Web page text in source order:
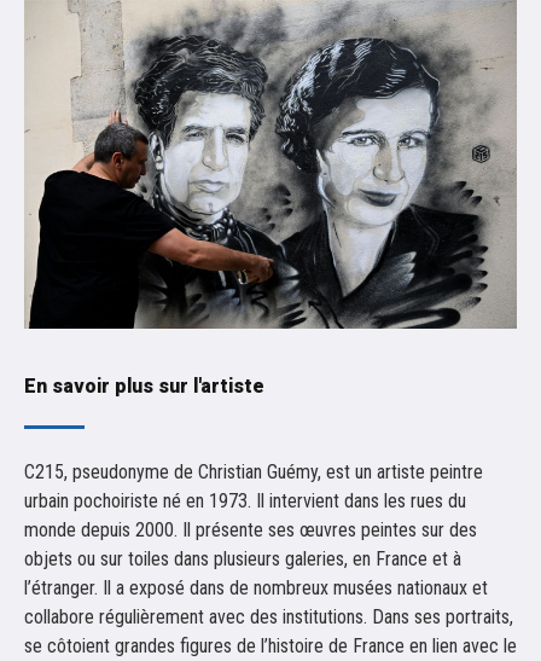
En savoir plus sur l'artiste
C215, pseudonyme de Christian Guémy, est un artiste peintre
urbain pochoiriste né en 1973. Il intervient dans les rues du
monde depuis 2000. Il présente ses œuvres peintes sur des
objets ou sur toiles dans plusieurs galeries, en France et à
l’étranger. Il a exposé dans de nombreux musées nationaux et
collabore régulièrement avec des institutions. Dans ses portraits,
se côtoient grandes figures de l’histoire de France en lien avec le